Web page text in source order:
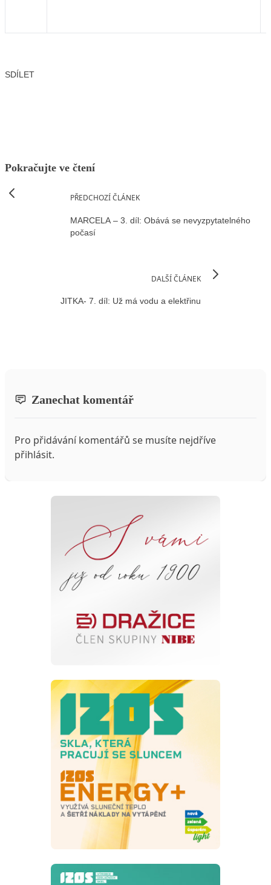
SDÍLET
Pokračujte ve čtení
PŘEDCHOZÍ ČLÁNEK
MARCELA – 3. díl: Obává se nevyzpytatelného
počasí
DALŠÍ ČLÁNEK
JITKA- 7. díl: Už má vodu a elektřinu
Zanechat komentář
Pro přidávání komentářů se musíte nejdříve
přihlásit.